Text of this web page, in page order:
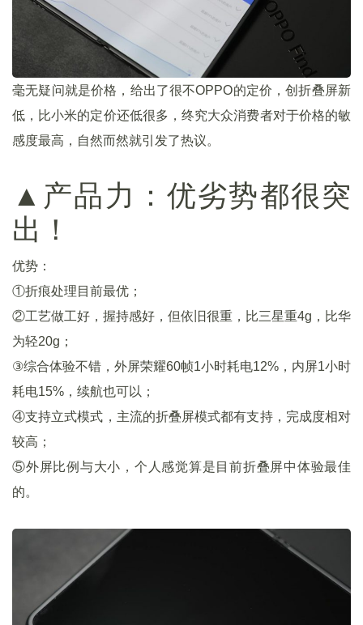
毫无疑问就是价格，给出了很不OPPO的定价，创折叠屏新
低，比小米的定价还低很多，终究大众消费者对于价格的敏
感度最高，自然而然就引发了热议。
▲产品力：优劣势都很突
出！
优势：
①折痕处理目前最优；
②工艺做工好，握持感好，但依旧很重，比三星重4g，比华
为轻20g；
③综合体验不错，外屏荣耀60帧1小时耗电12%，内屏1小时
耗电15%，续航也可以；
④支持立式模式，主流的折叠屏模式都有支持，完成度相对
较高；
⑤外屏比例与大小，个人感觉算是目前折叠屏中体验最佳
的。